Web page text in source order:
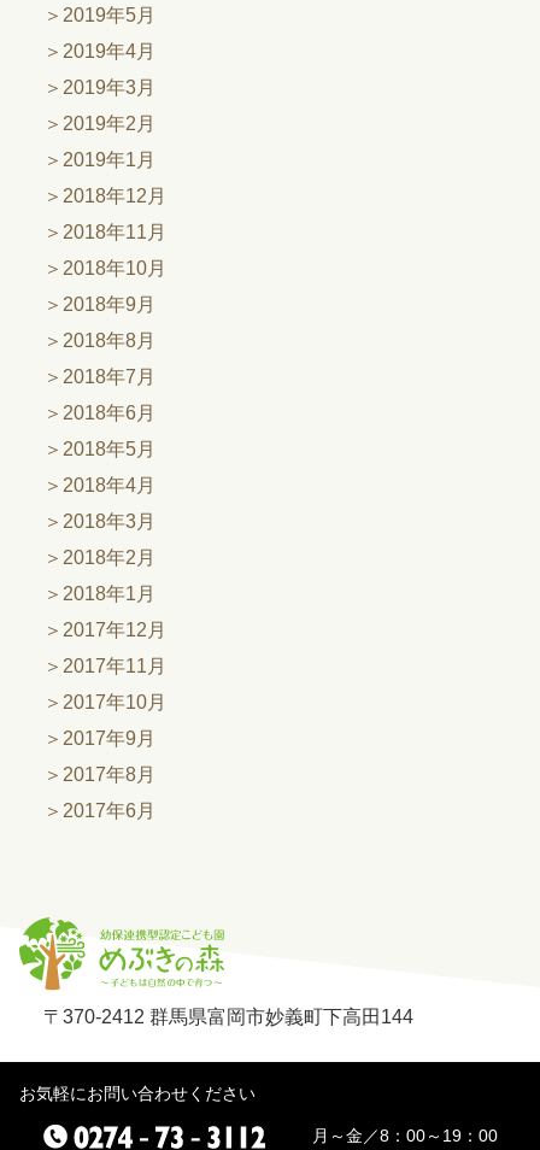
2019年5月
2019年4月
2019年3月
2019年2月
2019年1月
2018年12月
2018年11月
2018年10月
2018年9月
2018年8月
2018年7月
2018年6月
2018年5月
2018年4月
2018年3月
2018年2月
2018年1月
2017年12月
2017年11月
2017年10月
2017年9月
2017年8月
2017年6月
〒370-2412 群馬県富岡市妙義町下高田144
お気軽にお問い合わせください
月～金／8：00～19：00